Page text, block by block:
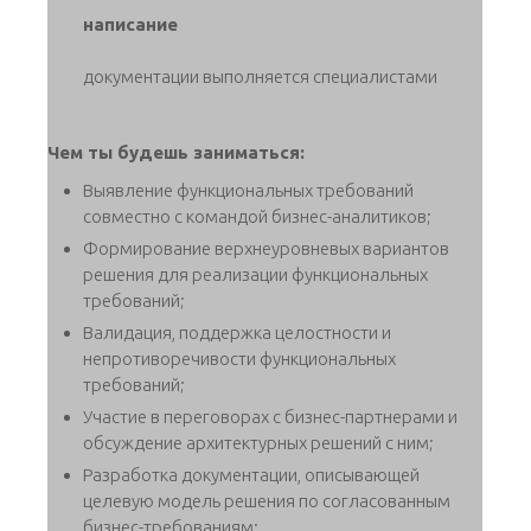
написание
документации выполняется специалистами
Чем ты будешь заниматься:
Выявление функциональных требований
совместно с командой бизнес-аналитиков;
Формирование верхнеуровневых вариантов
решения для реализации функциональных
требований;
Валидация, поддержка целостности и
непротиворечивости функциональных
требований;
Участие в переговорах с бизнес-партнерами и
обсуждение архитектурных решений с ним;
Разработка документации, описывающей
целевую модель решения по согласованным
бизнес-требованиям;